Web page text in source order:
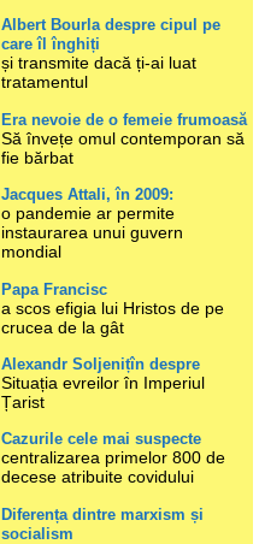
Albert Bourla despre cipul pe
care îl înghiți
și transmite dacă ți-ai luat
tratamentul
Era nevoie de o femeie frumoasă
Să învețe omul contemporan să
fie bărbat
Jacques Attali, în 2009:
o pandemie ar permite
instaurarea unui guvern
mondial
Papa Francisc
a scos efigia lui Hristos de pe
crucea de la gât
Alexandr Soljenițîn despre
Situația evreilor în Imperiul
Țarist
Cazurile cele mai suspecte
centralizarea primelor 800 de
decese atribuite covidului
Diferența dintre marxism și
socialism